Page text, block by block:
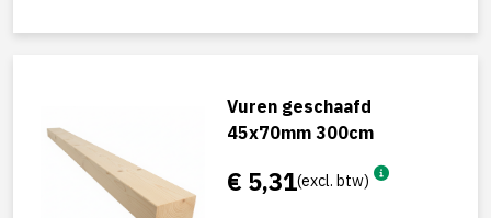
Vuren geschaafd
45x70mm 300cm
€ 5,31(excl. btw)